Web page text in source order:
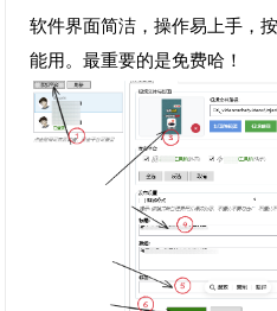
软件界面简洁，操作易上手，
能用。最重要的是免费哈！